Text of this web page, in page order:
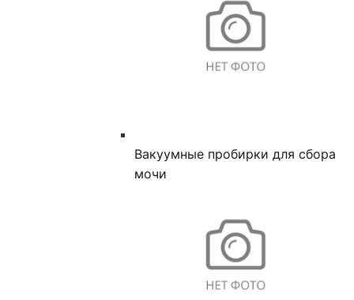
Вакуумные пробирки для сбора
мочи